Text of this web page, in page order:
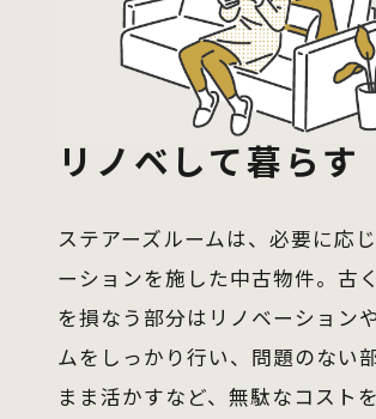
リノベして暮らす
ステアーズルームは、必要に応
ーションを施した中古物件。古
を損なう部分はリノベーション
ムをしっかり行い、問題のない
まま活かすなど、無駄なコスト